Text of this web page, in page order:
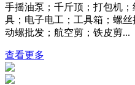
手摇油泵；千斤顶；打包机
具；电子电工；工具箱；螺
动螺批发；航空剪；铁皮剪...
查看更多